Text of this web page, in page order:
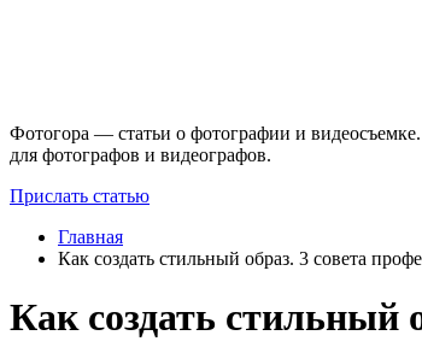
Фотогора — статьи о фотографии и
для фотографов и видеографов.
Прислать статью
Главная
Как создать стильный образ. 3 совета
Как создать стильный